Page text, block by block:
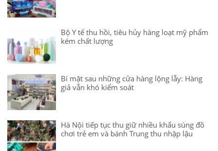
Bộ Y tế thu hồi, tiêu hủy hàng loạt mỹ phẩm
kém chất lượng
Bí mật sau những cửa hàng lộng lẫy: Hàng
giả vẫn khó kiểm soát
Hà Nội tiếp tục thu giữ nhiều khẩu súng đồ
chơi trẻ em và bánh Trung thu nhập lậu